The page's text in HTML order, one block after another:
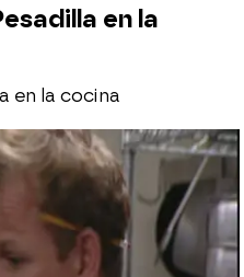
en la
en la cocina